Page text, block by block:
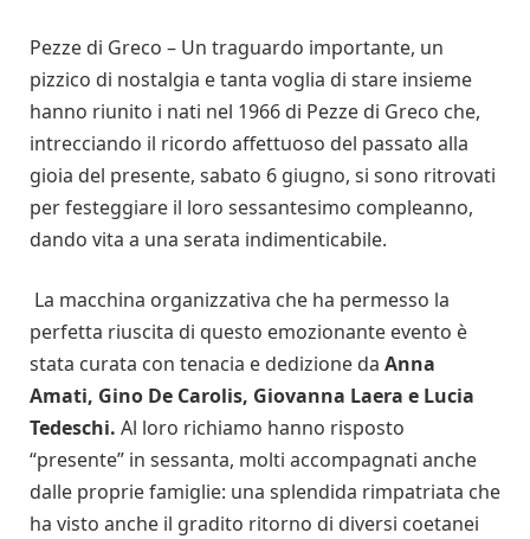
Pezze di Greco – Un traguardo importante, un
pizzico di nostalgia e tanta voglia di stare insieme
hanno riunito i nati nel 1966 di Pezze di Greco che,
intrecciando il ricordo affettuoso del passato alla
gioia del presente, sabato 6 giugno, si sono ritrovati
per festeggiare il loro sessantesimo compleanno,
dando vita a una serata indimenticabile.
La macchina organizzativa che ha permesso la
perfetta riuscita di questo emozionante evento è
stata curata con tenacia e dedizione da Anna
Amati, Gino De Carolis, Giovanna Laera e Lucia
Tedeschi. Al loro richiamo hanno risposto
“presente” in sessanta, molti accompagnati anche
dalle proprie famiglie: una splendida rimpatriata che
ha visto anche il gradito ritorno di diversi coetanei